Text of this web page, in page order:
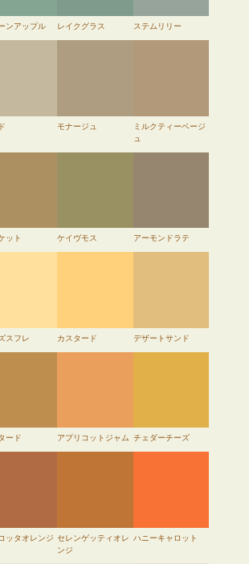
ンアップル レイクグラス ステムリリー
モナージュ
ミルクティーベージ
ュ
ット ケイヴモス アーモンドラテ
スフレ カスタード デザートサンド
ード アプリコットジャム チェダーチーズ
ッタオレンジ セレンゲッティオレ
ンジ
ハニーキャロット